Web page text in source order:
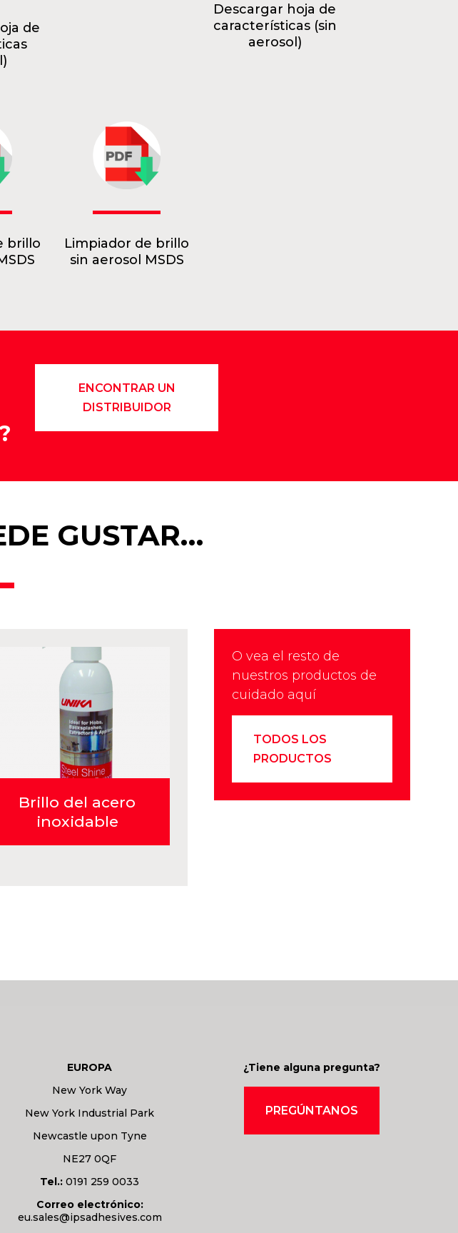
de
Descargar hoja de
características (sin
aerosol)
brillo
Limpiador de brillo
sin aerosol MSDS
ENCONTRAR UN
DISTRIBUIDOR
GUSTAR…
Brillo del acero
inoxidable
O vea el resto de
nuestros productos de
cuidado aquí
TODOS LOS
PRODUCTOS
EUROPA
New York Way
New York Industrial Park
Newcastle upon Tyne
NE27 0QF
Tel.: 0191 259 0033
Correo electrónico:
eu.sales@ipsadhesives.com
¿Tiene alguna pregunta?
PREGÚNTANOS